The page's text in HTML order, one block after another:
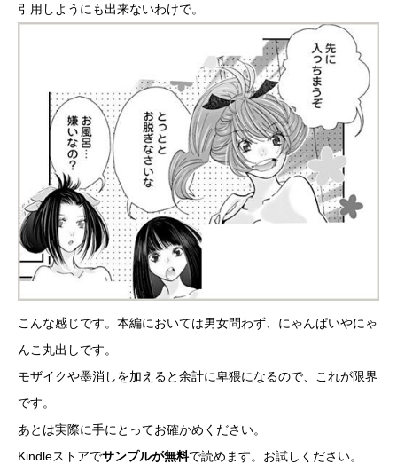
引用しようにも出来ないわけで。
こんな感じです。本編においては男女問わず、にゃんぱいやにゃ
んこ丸出しです。
モザイクや墨消しを加えると余計に卑猥になるので、これが限界
です。
あとは実際に手にとってお確かめください。
Kindleストアでサンプルが無料で読めます。お試しください。